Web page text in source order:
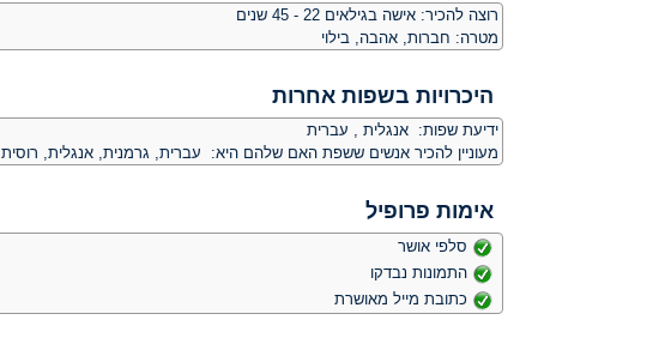
רוצה להכיר: אישה בגילאים 22 - 45 שנים
מטרה: חברות, אהבה, בילוי
היכרויות בשפות אחרות
ידיעת שפות: אנגלית , עברית
מעוניין להכיר אנשים ששפת האם שלהם היא: עברית, גרמנית, אנגלית, רוסית
אימות פרופיל
סלפי אושר
התמונות נבדקו
כתובת מייל מאושרת